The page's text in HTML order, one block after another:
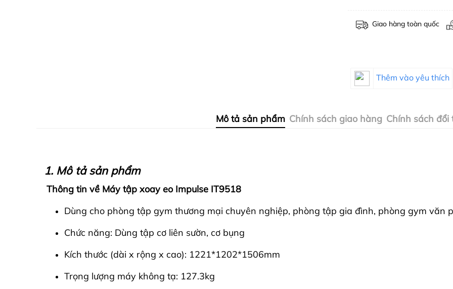
Giao hàng toàn quốc
Thêm vào yêu thích
Mô tả sản phẩm Chính sách giao hàng Chính sách đổi
1. Mô tả sản phẩm
Thông tin về Máy tập xoay eo Impulse IT9518
Dùng cho phòng tập gym thương mại chuyên nghiệp, phòng tập gia đình, phòng gym văn
Chức năng: Dùng tập cơ liên sườn, cơ bụng
Kích thước (dài x rộng x cao): 1221*1202*1506mm
Trọng lượng máy không tạ: 127.3kg